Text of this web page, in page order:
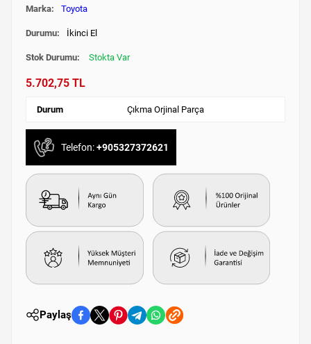
Marka: Toyota
Durumu: İkinci El
Stok Durumu: Stokta Var
5.702,75 TL
Durum Çıkma Orjinal Parça
Telefon:+905327372621
Paylaş